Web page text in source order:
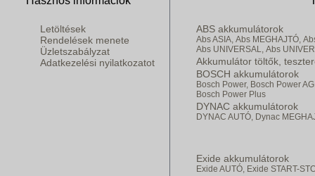
Letöltések
Rendelések menete
Üzletszabályzat
Adatkezelési nyilatkozatot
ABS akkumulátorok
Abs ASIA, Abs MEGHAJTÓ,
Abs UNIVERSAL, Abs
Akkumulátor töltők,
BOSCH akkumulátorok
Bosch Power, Bosch Power
Bosch Power Plus
DYNAC akkumulátorok
DYNAC AUTÓ, Dynac
Exide akkumulátorok
Exide AUTÓ, Exide START-